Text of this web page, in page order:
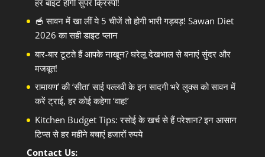
🥣 सावन में खा लीं ये 5 चीजें तो होगी भारी गड़बड़! Sawan Diet
2026 का सही डाइट प्लान
बार-बार टूटते हैं आपके नाखून? घरेलू देखभाल से बनाएं सुंदर और
मजबूत!
रामायण’ की ‘सीता’ साई पल्लवी के इन सादगी भरे लुक्स को सावन में
करें ट्राई, हर कोई कहेगा ‘वाह!’
Kitchen Budget Tips: रसोई के खर्च से हैं परेशान? इन आसान
टिप्स से हर महीने बचाएं हजारों रुपये
Contact Us: